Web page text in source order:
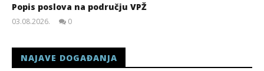
Popis poslova na području VPŽ
03.08.2026.
0
NAJAVE DOGAĐANJA